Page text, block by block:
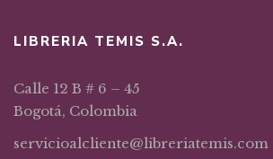
LIBRERIA TEMIS S.A.
Calle 12 B # 6 – 45
Bogotá, Colombia
servicioalcliente@libreriatemis.com